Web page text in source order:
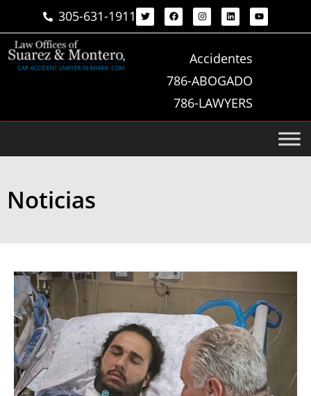
305-631-1911
Accidentes
786-ABOGADO
786-LAWYERS
Noticias